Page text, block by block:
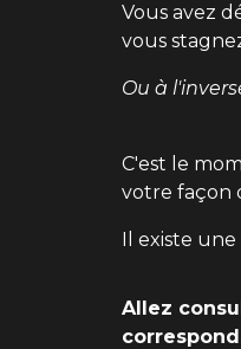
Vous avez
vous
Ou à
C'est le
votre façon
Il existe
Allez